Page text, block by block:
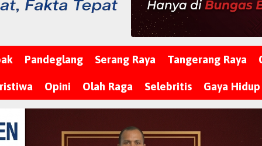
Pandeglang Serang Raya Tangerang Raya
Opini Olah Raga Selebritis Gaya Hidup